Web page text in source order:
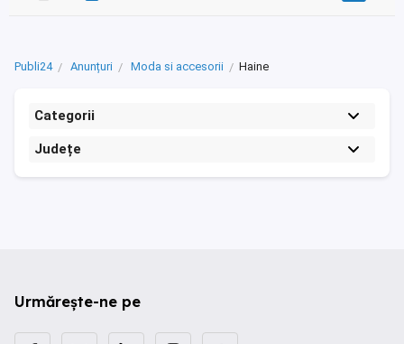
Publi24 Anunțuri Moda si accesorii Haine
Categorii
Județe
Urmărește-ne pe